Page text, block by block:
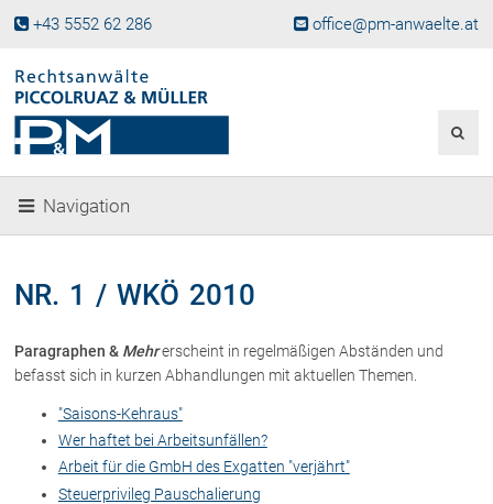
+43 5552 62 286 office@pm-anwaelte.at
Fachgebiete
Gesellschaftsgründung &
Beteiligungen
Gewerberecht, Betriebsanlagenrecht
Immobilienrecht, Bauträgerrecht
Erbrecht
Schiedsgerichtsbarkeit
Skiunfälle in Österreich
Navigation
NR. 1 / WKÖ 2010
Paragraphen & Mehrerscheint in regelmäßigen Abständen und
befasst sich in kurzen Abhandlungen mit aktuellen Themen.
"Saisons-Kehraus"
Wer haftet bei Arbeitsunfällen?
Arbeit für die GmbH des Exgatten "verjährt"
Steuerprivileg Pauschalierung